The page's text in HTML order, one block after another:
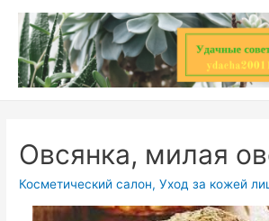
Перейти
содержимому
Овсянка, милая
Косметический салон,Уход за кожей